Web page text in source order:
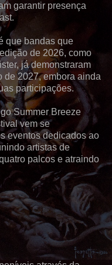
garantir presença
que bandas que
de 2026, como
já demonstraram
de 2027, embora ainda
participações.
Summer Breeze
vem se
eventos dedicados ao
artistas de
palcos e atraindo